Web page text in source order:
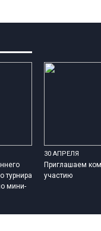
турнира
мини-
30 АПРЕЛЯ
Приглашаем
участию